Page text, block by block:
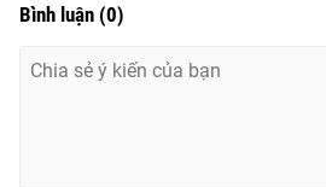
Bình luận (0)